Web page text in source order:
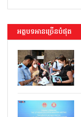
អត្ថបទអានច្រើនបំផុត